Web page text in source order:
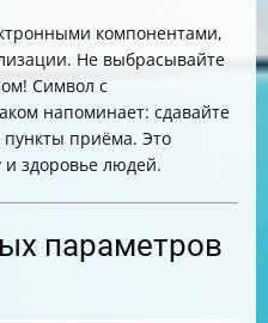
компонентами,
Не выбрасывайте
Символ с
напоминает: сдавайте
приёма. Это
здоровье людей.
параметров